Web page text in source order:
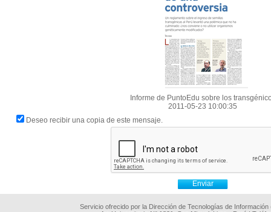
Informe de PuntoEdu sobre los
2011-05-23 10:00:35
Deseo recibir una copia de este mensaje.
Servicio ofrecido por la Dirección de Tecnologías de